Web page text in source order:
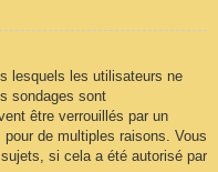
lesquels les utilisateurs ne
sondages sont
être verrouillés par un
de multiples raisons. Vous
si cela a été autorisé par